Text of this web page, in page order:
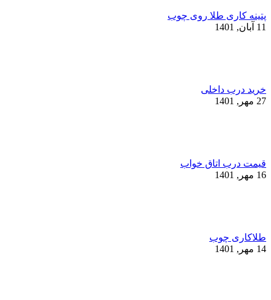
پتینه کاری طلا روی چوب
11 آبان, 1401
خرید درب داخلی
27 مهر, 1401
قیمت درب اتاق خواب
16 مهر, 1401
طلاکاری چوب
14 مهر, 1401